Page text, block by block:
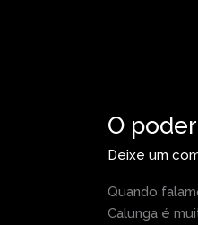
O
Deixe um
Quando
Calunga é
da
calunga